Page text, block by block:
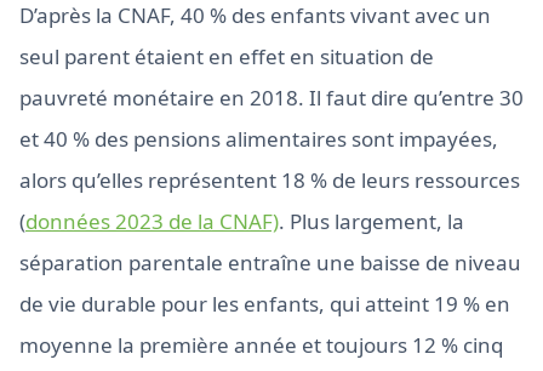
D’après la CNAF, 40 % des enfants vivant avec un
seul parent étaient en effet en situation de
pauvreté monétaire en 2018. Il faut dire qu’entre 30
et 40 % des pensions alimentaires sont impayées,
alors qu’elles représentent 18 % de leurs ressources
(données 2023 de la CNAF). Plus largement, la
séparation parentale entraîne une baisse de niveau
de vie durable pour les enfants, qui atteint 19 % en
moyenne la première année et toujours 12 % cinq